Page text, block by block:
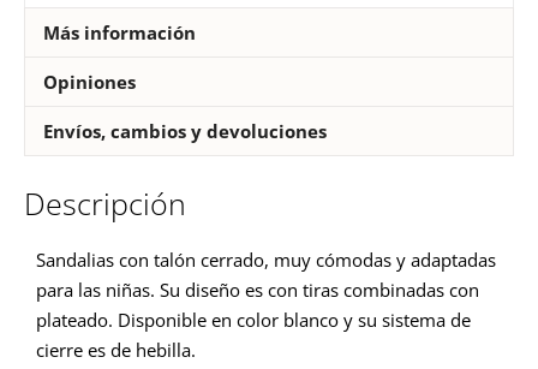
Más información
Opiniones
Envíos, cambios y devoluciones
Descripción
Sandalias con talón cerrado, muy cómodas y adaptadas
para las niñas. Su diseño es con tiras combinadas con
plateado. Disponible en color blanco y su sistema de
cierre es de hebilla.